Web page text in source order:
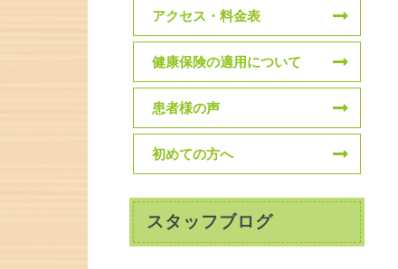
アクセス・料金表
健康保険の適用について
患者様の声
初めての方へ
スタッフブログ